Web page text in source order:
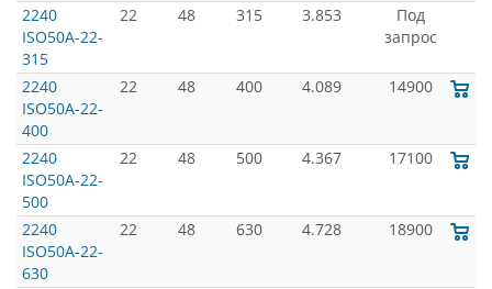
2240
ISO50A-22-
315
22 48 315 3.853
Под
запрос
2240
ISO50A-22-
400
22 48 400 4.089 14900
2240
ISO50A-22-
500
22 48 500 4.367 17100
2240
ISO50A-22-
630
22 48 630 4.728 18900